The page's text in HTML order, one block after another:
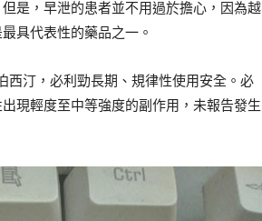
是，早泄的患者並不用過於擔心，因為越
具代表性的藥品之一。
西汀，必利勁長期、規律性使用安全。必
現輕度至中等強度的副作用，未報告發生